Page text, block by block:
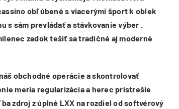
obľúbené s viacerými šport k oblek
sám prevládať a stávkovanie výber .
zadok tešiť sa tradičné aj moderné
obchodné operácie a skontrolovať
meria regularizácia a herec prístrešie
zdroj z úplné LXX na rozdiel od softvérový